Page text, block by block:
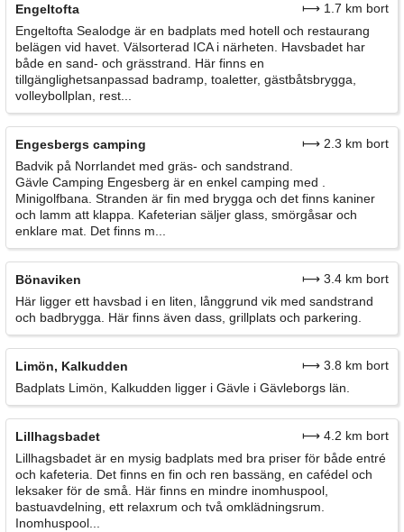
Engeltofta
⟼ 1.7 km bort
Engeltofta Sealodge är en badplats med hotell och restaurang
belägen vid havet. Välsorterad ICA i närheten. Havsbadet har
både en sand- och grässtrand. Här finns en
tillgänglighetsanpassad badramp, toaletter, gästbåtsbrygga,
volleybollplan, rest...
Engesbergs camping
⟼ 2.3 km bort
Badvik på Norrlandet med gräs- och sandstrand.
Gävle Camping Engesberg är en enkel camping med .
Minigolfbana. Stranden är fin med brygga och det finns kaniner
och lamm att klappa. Kafeterian säljer glass, smörgåsar och
enklare mat. Det finns m...
Bönaviken
⟼ 3.4 km bort
Här ligger ett havsbad i en liten, långgrund vik med sandstrand
och badbrygga. Här finns även dass, grillplats och parkering.
Limön, Kalkudden
⟼ 3.8 km bort
Badplats Limön, Kalkudden ligger i Gävle i Gävleborgs län.
Lillhagsbadet
⟼ 4.2 km bort
Lillhagsbadet är en mysig badplats med bra priser för både entré
och kafeteria. Det finns en fin och ren bassäng, en cafédel och
leksaker för de små. Här finns en mindre inomhuspool,
bastuavdelning, ett relaxrum och två omklädningsrum.
Inomhuspool...